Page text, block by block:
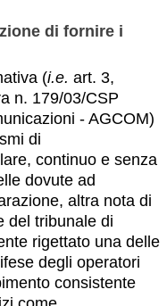
di fornire i
(i.e. art. 3,
n. 179/03/CSP
- AGCOM)
di
continuo e senza
dovute ad
altra nota di
del tribunale di
rigettato una delle
degli operatori
consistente